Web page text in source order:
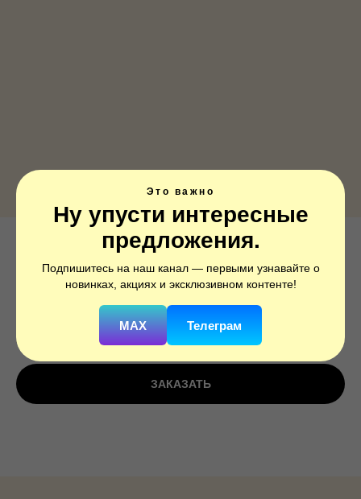
Это важно
Ну упусти интересные
предложения.
Подпишитесь на наш канал — первыми узнавайте о
новинках, акциях и эксклюзивном контенте!
MAX Телеграм
Сердце, Спасибо, что ты у меня
есть, Красный, 1 шт.
754955
250 р.
ЗАКАЗАТЬ